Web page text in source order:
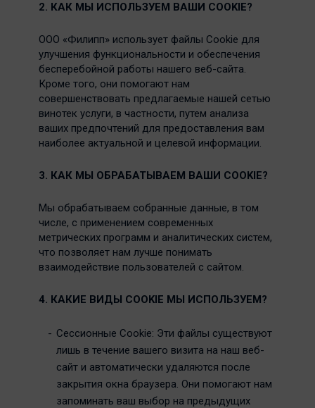
2. КАК МЫ ИСПОЛЬЗУЕМ ВАШИ COOKIE?
ООО «Филипп» использует файлы Cookie для
улучшения функциональности и обеспечения
бесперебойной работы нашего веб-сайта.
Кроме того, они помогают нам
совершенствовать предлагаемые нашей сетью
винотек услуги, в частности, путем анализа
ваших предпочтений для предоставления вам
наиболее актуальной и целевой информации.
3. КАК МЫ ОБРАБАТЫВАЕМ ВАШИ COOKIE?
Мы обрабатываем собранные данные, в том
числе, с применением современных
метрических программ и аналитических систем,
что позволяет нам лучше понимать
взаимодействие пользователей с сайтом.
4. КАКИЕ ВИДЫ COOKIE МЫ ИСПОЛЬЗУЕМ?
Сессионные Cookie: Эти файлы существуют
лишь в течение вашего визита на наш веб-
сайт и автоматически удаляются после
закрытия окна браузера. Они помогают нам
запоминать ваш выбор на предыдущих